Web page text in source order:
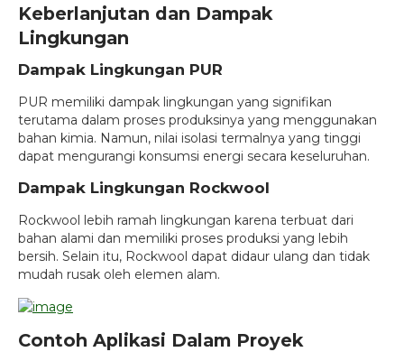
Keberlanjutan dan Dampak
Lingkungan
Dampak Lingkungan PUR
PUR memiliki dampak lingkungan yang signifikan
terutama dalam proses produksinya yang menggunakan
bahan kimia. Namun, nilai isolasi termalnya yang tinggi
dapat mengurangi konsumsi energi secara keseluruhan.
Dampak Lingkungan Rockwool
Rockwool lebih ramah lingkungan karena terbuat dari
bahan alami dan memiliki proses produksi yang lebih
bersih. Selain itu, Rockwool dapat didaur ulang dan tidak
mudah rusak oleh elemen alam.
Contoh Aplikasi Dalam Proyek